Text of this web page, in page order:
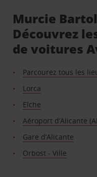
Murcie
Découvrez
de voitures
Parcourez tous les
Lorca
Elche
Aéroport d’Alicante
Gare d’Alicante
Orbost - Ville